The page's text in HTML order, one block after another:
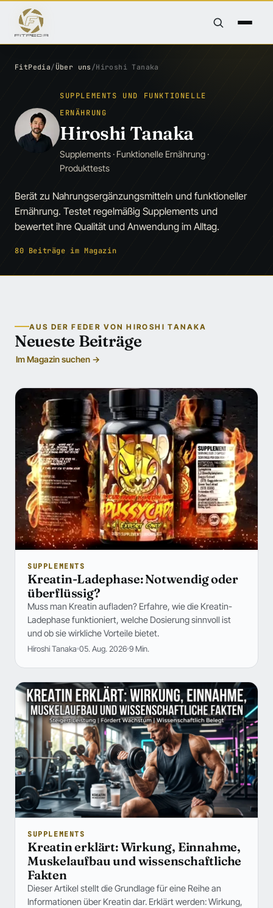
FitPedia/ Über uns /Hiroshi Tanaka
SUPPLEMENTS UND FUNKTIONELLE
ERNÄHRUNG
Hiroshi Tanaka
Supplements · Funktionelle Ernährung ·
Produkttests
Berät zu Nahrungsergänzungsmitteln und funktioneller
Ernährung. Testet regelmäßig Supplements und
bewertet ihre Qualität und Anwendung im Alltag.
80 Beiträge im Magazin
AUS DER FEDER VON HIROSHI TANAKA
Neueste Beiträge
Im Magazin suchen →
SUPPLEMENTS
Kreatin-Ladephase: Notwendig oder
überflüssig?
Muss man Kreatin aufladen? Erfahre, wie die Kreatin-
Ladephase funktioniert, welche Dosierung sinnvoll ist
und ob sie wirkliche Vorteile bietet.
Hiroshi Tanaka 05. Aug. 2026 9 Min.
SUPPLEMENTS
Kreatin erklärt: Wirkung, Einnahme,
Muskelaufbau und wissenschaftliche
Fakten
Dieser Artikel stellt die Grundlage für eine Reihe an
Informationen über Kreatin dar. Erklärt werden: Wirkung,